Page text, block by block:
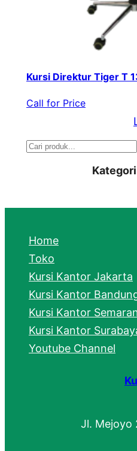
Kursi Direktur Tiger T
Call for Price
S
r
h
Home
Toko
Kursi Kantor Jakarta
Kursi Kantor
Kursi Kantor
Kursi Kantor
Youtube Channel
Jl. Mejoyo